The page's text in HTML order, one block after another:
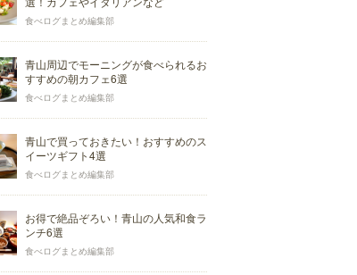
食べログまとめ編集部
青山周辺でモーニングが食べられるお
すすめの朝カフェ6選
食べログまとめ編集部
青山で買っておきたい！おすすめのス
イーツギフト4選
食べログまとめ編集部
お得で絶品ぞろい！青山の人気和食ラ
ンチ6選
食べログまとめ編集部